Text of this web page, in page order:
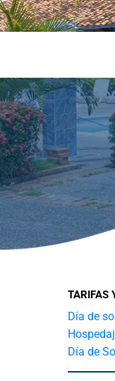
TARIFAS
Día de
Día de